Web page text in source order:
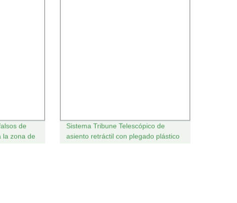
de
la zona de
Sistema Tribune Telescópico de
asiento retráctil con plegado plástico